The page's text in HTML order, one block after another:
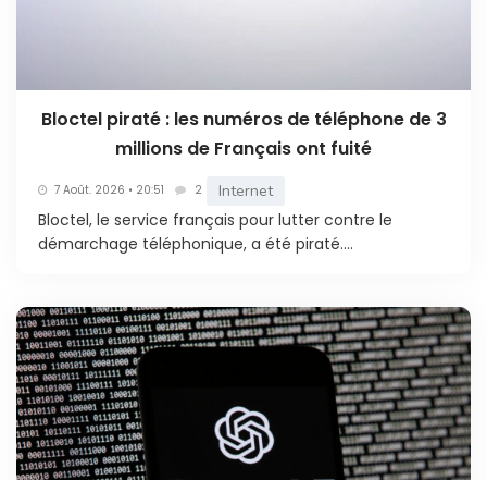
Bloctel piraté : les numéros de téléphone de 3
millions de Français ont fuité
7 Août. 2026 • 20:51 2 Internet
Bloctel, le service français pour lutter contre le
démarchage téléphonique, a été piraté....